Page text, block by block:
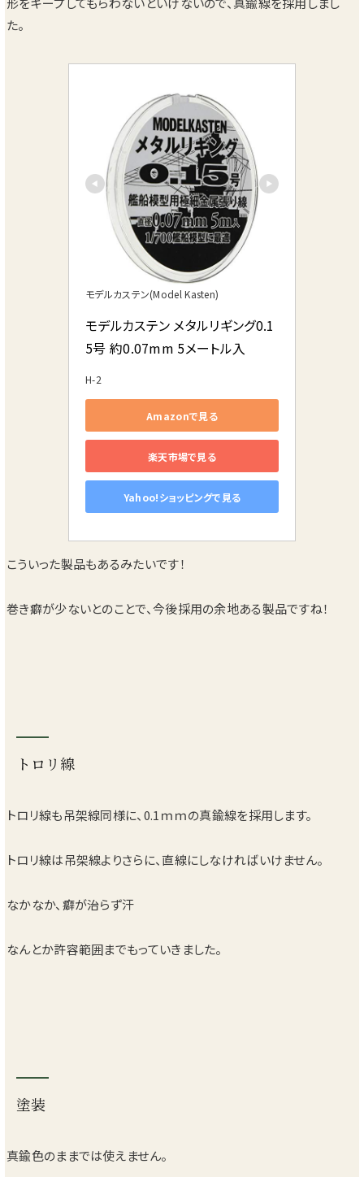
た。
モデルカステン(Model Kasten)
モデルカステン メタルリギング0.1
5号 約0.07mm 5メートル入
H-2
Amazonで見る
楽天市場で見る
Yahoo!ショッピングで見る
こういった製品もあるみたいです！
巻き癖が少ないとのことで、今後採用の余地ある製品ですね！
トロリ線
トロリ線も吊架線同様に、0.1ｍｍの真鍮線を採用します。
トロリ線は吊架線よりさらに、直線にしなければいけません。
なかなか、癖が治らず汗
なんとか許容範囲までもっていきました。
塗装
真鍮色のままでは使えません。